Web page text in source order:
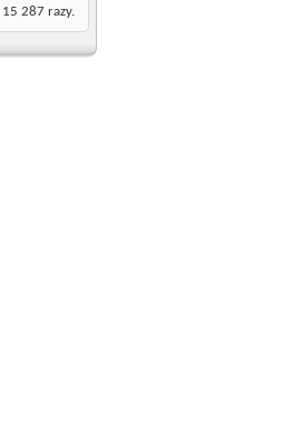
15 287 razy.